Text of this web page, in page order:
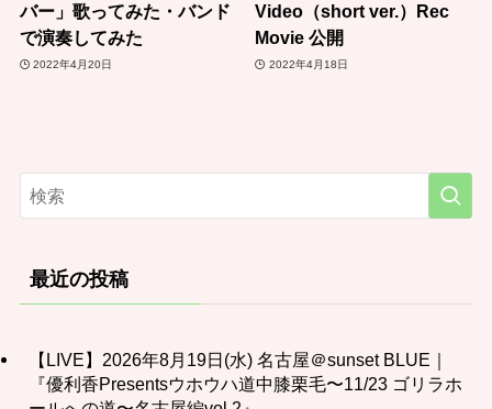
バー」歌ってみた・バンド
で演奏してみた
2022年4月20日
Video（short ver.）Rec
Movie 公開
2022年4月18日
最近の投稿
【LIVE】2026年8月19日(水) 名古屋＠sunset BLUE｜
『優利香Presentsウホウハ道中膝栗毛〜11/23 ゴリラホ